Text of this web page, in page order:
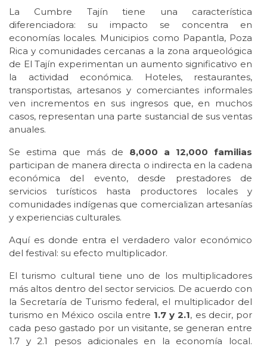
La Cumbre Tajín tiene una característica
diferenciadora: su impacto se concentra en
economías locales. Municipios como Papantla, Poza
Rica y comunidades cercanas a la zona arqueológica
de El Tajín experimentan un aumento significativo en
la actividad económica. Hoteles, restaurantes,
transportistas, artesanos y comerciantes informales
ven incrementos en sus ingresos que, en muchos
casos, representan una parte sustancial de sus ventas
anuales.
Se estima que más de 8,000 a 12,000 familias
participan de manera directa o indirecta en la cadena
económica del evento, desde prestadores de
servicios turísticos hasta productores locales y
comunidades indígenas que comercializan artesanías
y experiencias culturales.
Aquí es donde entra el verdadero valor económico
del festival: su efecto multiplicador.
El turismo cultural tiene uno de los multiplicadores
más altos dentro del sector servicios. De acuerdo con
la Secretaría de Turismo federal, el multiplicador del
turismo en México oscila entre 1.7 y 2.1, es decir, por
cada peso gastado por un visitante, se generan entre
1.7 y 2.1 pesos adicionales en la economía local.